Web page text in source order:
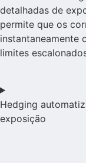
detalhadas de
permite que os
instantaneamente
limites
Hedging
exposição